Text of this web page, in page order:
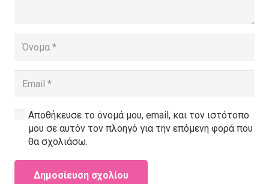
Αποθήκευσε το όνομά μου, email, και τον ιστότοπο
μου σε αυτόν τον πλοηγό για την επόμενη φορά που
θα σχολιάσω.
Δημοσίευση σχολίου